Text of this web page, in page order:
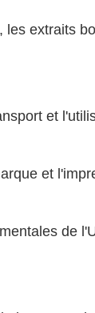
extraits
et
et
de